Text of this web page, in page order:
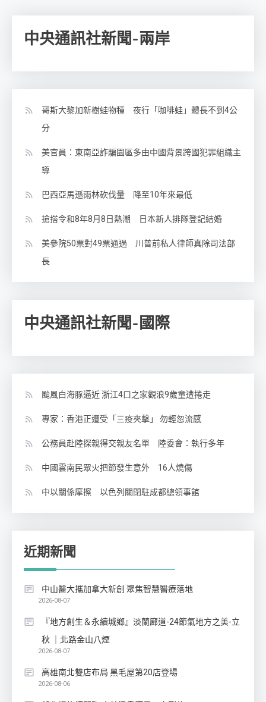
中央通訊社新聞-兩岸
哥斯大黎加新樹蛙物種 夜行「咖啡蛙」體長不到4公
分
美官員：東南亞詐騙園區多由中國背景跨國犯罪組織主
導
巴西亞馬遜雨林砍伐量 降至10年來最低
搶搭令和8年8月8日熱潮 日本新人排隊登記結婚
美參院50票對49票通過 川普前私人律師真除司法部
長
中央通訊社新聞-國際
颱風白海豚逼近 浙江4口之家觀浪9歲童遭捲走
專家：香港正遭受「三疫夾擊」 勿輕忽流感
公務員赴陸探親得交親友名單 陸委會：執行多年
中國雲南民眾火把節發生意外 16人燒傷
中以關係摩擦 以色列關閉駐成都總領事館
近期新聞
中山醫大攜加拿大新創 聚焦智慧醫療落地
2026-08-07
『地方創生＆永續城鄉』淡蘭廊道-24節氣地方之美-立
秋 ｜北路金山八煙
2026-08-07
高雄南北雙店布局 黑毛屋第20店登場
2026-08-06